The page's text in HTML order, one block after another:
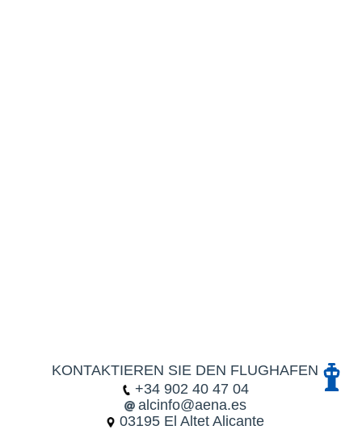
KONTAKTIEREN SIE DEN FLUGHAFEN
+34 902 40 47 04
alcinfo@aena.es
03195 El Altet Alicante